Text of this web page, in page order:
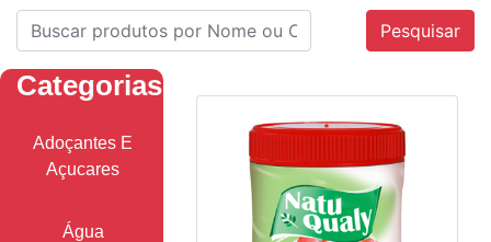
Pesquisar
Categorias
Adoçantes E
Açucares
Água